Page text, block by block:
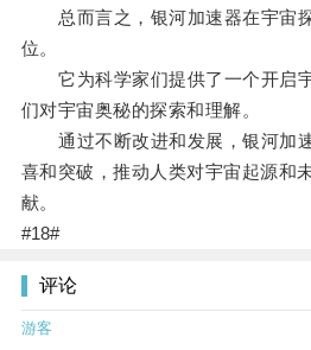
总而言之，银河加速器在宇宙
位。
它为科学家们提供了一个开启
们对宇宙奥秘的探索和理解。
通过不断改进和发展，银河加
喜和突破，推动人类对宇宙起源和
献。
#18#
评论
游客